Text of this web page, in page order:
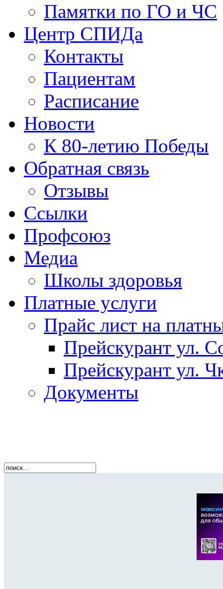
Памятки по ГО и ЧС
Центр СПИДа
Контакты
Пациентам
Расписание
Новости
К 80-летию Победы
Обратная связь
Отзывы
Ссылки
Профсоюз
Медиа
Школы здоровья
Платные услуги
Прайс лист на
Прейскурант ул.
Прейскурант ул.
Документы